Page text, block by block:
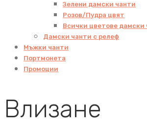
Зелени дамски чанти
Розов/Пудра цвят
Всички цветове дамски
Дамски чанти с релеф
Мъжки чанти
Портмонета
Промоции
Влизане